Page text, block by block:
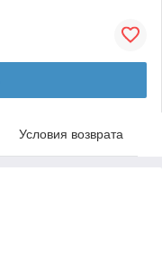
Условия возврата